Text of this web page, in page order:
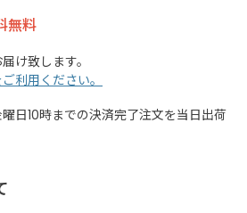
無料
け致します。
利用ください。
日10時までの決済完了注文を当日出荷